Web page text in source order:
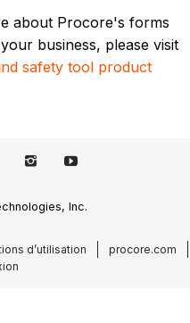
about Procore's forms
business, please visit
safety tool product
Inc.
d’utilisation
procore.com